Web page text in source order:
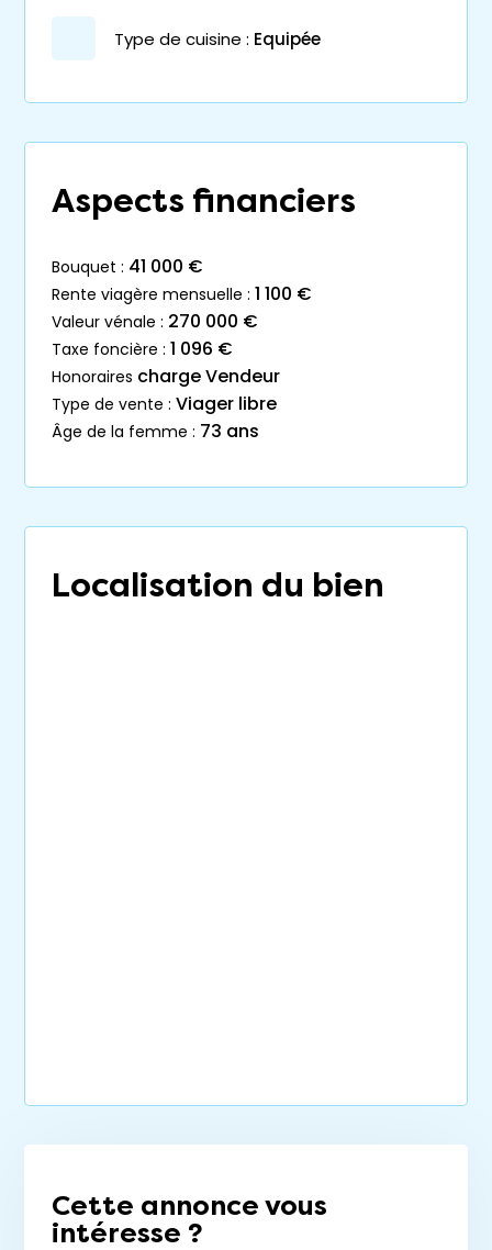
Type de cuisine : Equipée
Aspects financiers
bouquet : 41 000 €
rente viagère mensuelle : 1 100 €
valeur vénale : 270 000 €
taxe foncière : 1 096 €
honoraires charge Vendeur
type de vente : Viager libre
âge de la femme : 73 ans
Localisation du bien
Cette annonce vous
intéresse ?